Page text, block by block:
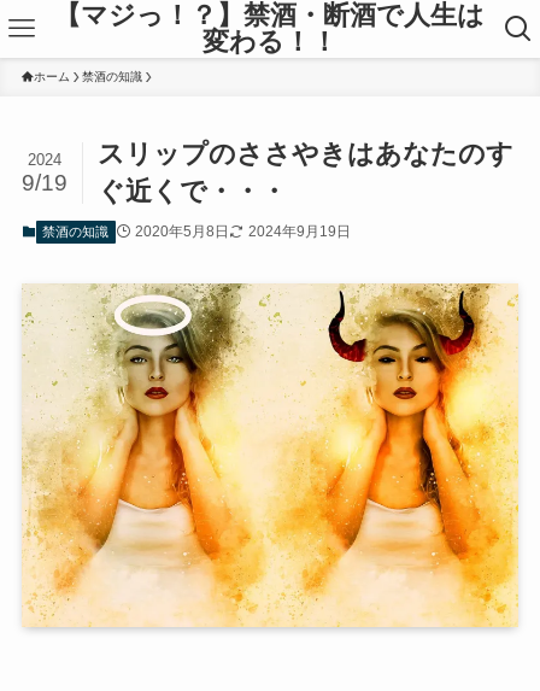
【マジっ！？】禁酒・断酒で人生は
変わる！！
ホーム 禁酒の知識
スリップのささやきはあなたのす
ぐ近くで・・・
2024
9/19
禁酒の知識 2020年5月8日 2024年9月19日